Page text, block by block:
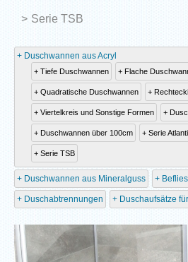
Serie TSB
Duschwannen aus Acryl
Tiefe Duschwannen Flache
Quadratische Duschwannen
Viertelkreis und Sonstige Formen
Duschwannen über 100cm Serie
Serie TSB
Duschwannen aus Mineralguss
Duschabtrennungen Duschaufsätze